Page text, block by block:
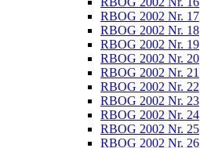
RBOG 2002 Nr. 17
RBOG 2002 Nr. 18
RBOG 2002 Nr. 19
RBOG 2002 Nr. 20
RBOG 2002 Nr. 21
RBOG 2002 Nr. 22
RBOG 2002 Nr. 23
RBOG 2002 Nr. 24
RBOG 2002 Nr. 25
RBOG 2002 Nr. 26